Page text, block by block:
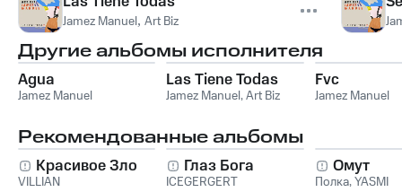
Jamez Manuel, Art Biz
Другие альбомы исполнителя
Agua
Jamez Manuel
Las Tiene Todas
Jamez Manuel,Art Biz
Fvc
Jamez Manuel
Рекомендованные альбомы
Красивое Зло
VILLIAN
Глаз Бога
ICEGERGERT
Омут
Полка,YASMI